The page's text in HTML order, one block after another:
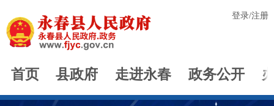
登录/注册
首页 县政府 走进永春 政务公开